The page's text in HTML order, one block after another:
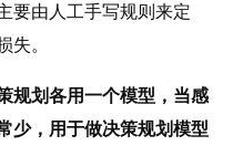
要由人工手写规则来定
失。
规划各用一个模型，当感
少，用于做决策规划模型